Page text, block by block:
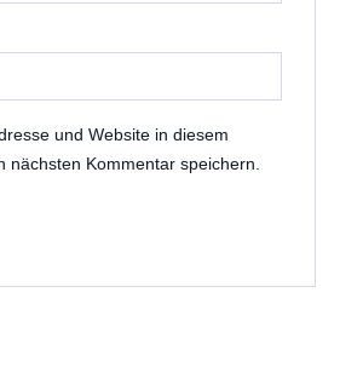
und Website in diesem
nächsten Kommentar speichern.